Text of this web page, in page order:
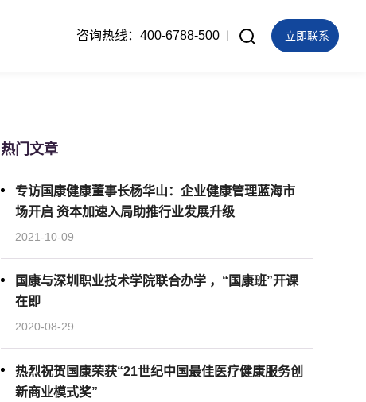
咨询热线：400-6788-500 立即联系
热门文章
专访国康健康董事长杨华山：企业健康管理蓝海市
场开启 资本加速入局助推行业发展升级
2021-10-09
国康与深圳职业技术学院联合办学 ，“国康班”开课
在即
2020-08-29
热烈祝贺国康荣获“21世纪中国最佳医疗健康服务创
新商业模式奖”